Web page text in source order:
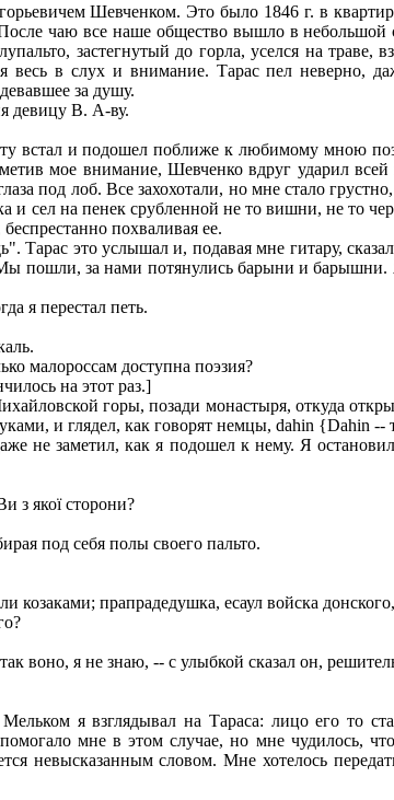
Шевченком. Это было 1846 г. в
чаю все наше общество вышло в
застегнутый до горла, уселся на
весь в слух и внимание. Тарас пел неверно,
за душу.
девицу В. А-ву.
и подошел поближе к любимому мною
мое внимание, Шевченко вдруг ударил
под лоб. Все захохотали, но мне стало
и сел на пенек срубленной не то вишни, не то
похваливая ее.
это услышал и, подавая мне гитару,
пошли, за нами потянулись барыни и
я перестал петь.
малороссам доступна поэзия?
на этот раз.]
горы, позади монастыря, откуда
и глядел, как говорят немцы, dahin {Dahin --
не заметил, как я подошел к нему. Я
з якої сторони?
под себя полы своего пальто.
прапрадедушка, есаул войска
воно, я не знаю, -- с улыбкой сказал он,
я взглядывал на Тараса: лицо его то
мне в этом случае, но мне чудилось,
невысказанным словом. Мне хотелось